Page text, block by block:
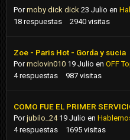
Pormoby dick dick 23 Julio en
18 respuestas 2940 visitas
Zoe - Paris Hot - Gorda y sucia
Pormclovin010 19 Julio en OFF
4 respuestas 987 visitas
COMO FUE EL PRIMER
Porjubilo_24 19 Julio en
4 respuestas 1695 visitas